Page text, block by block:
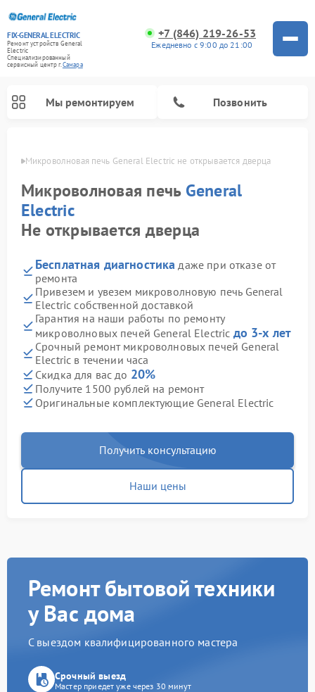
FIX-GENERAL ELECTRIC
Ремонт устройств General
Electric
Специализированный
cервисный центр г.Самара
+7 (846) 219-26-53
Ежедневно с 9:00 до 21:00
Мы ремонтируем Позвонить
Микроволновая печь General Electric не открывается дверца
Микроволновая печь General
Electric
Не открывается дверца
Бесплатная диагностика даже при отказе от
ремонта
Привезем и увезем микроволновую печь General
Electric собственной доставкой
Гарантия на наши работы по ремонту
микроволновых печей General Electric до 3-х лет
Срочный ремонт микроволновых печей General
Electric в течении часа
Скидка для вас до 20%
Получите 1500 рублей на ремонт
Оригинальные комплектующие General Electric
Получить консультацию
Наши цены
Ремонт бытовой техники
у Вас дома
С выездом квалифицированного мастера
Срочный выезд
Мастер приедет уже через 30 минут